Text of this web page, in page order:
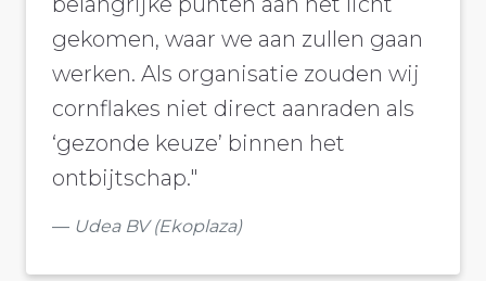
gekomen, waar we aan zullen gaan
werken. Als organisatie zouden wij
cornflakes niet direct aanraden als
‘gezonde keuze’ binnen het
ontbijtschap."
Udea BV (Ekoplaza)